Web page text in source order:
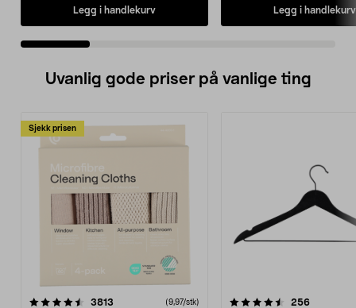
Legg i handlekurv Legg i handlekurv
Uvanlig gode priser på vanlige ting
Sjekk prisen
3813 anmeldelser(9,97/stk)
4.5av 5 stjerner 256
4.5av 5 stjerner